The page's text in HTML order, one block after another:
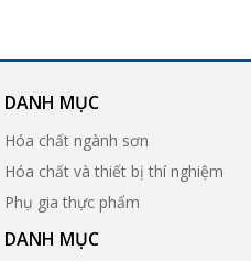
DANH MỤC
Hóa chất ngành sơn
Hóa chất và thiết bị thí nghiệm
Phụ gia thực phẩm
DANH MỤC